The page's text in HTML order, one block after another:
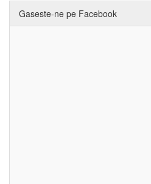
Gaseste-ne pe Facebook